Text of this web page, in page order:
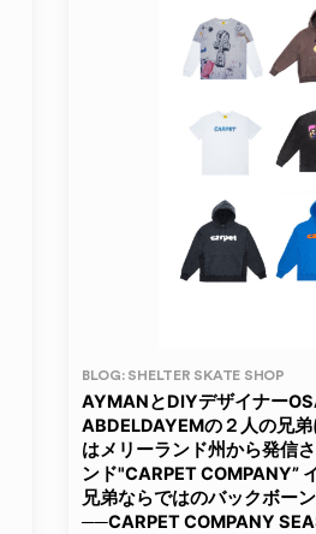
BLOG: SHELTER SKATE SHOP
AYMANとDIYデザイナー
ABDELDAYEMの２人の兄
はメリーランド州から発信
ンド"CARPET COMPANY”
兄弟ならではのバックボー
──CARPET COMPANY